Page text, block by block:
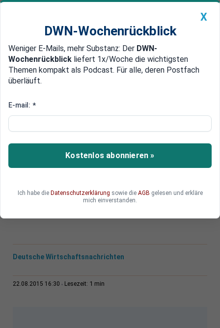
Newsticker MEIN DWN: Geldanlage Premium
Edelmetalle DWN-Magazin China
Situation eskaliert
Tausende Flüchtlinge
durchbrechen griechisch-
mazedonische Grenze
Tausende Flüchtlinge haben am Samstag die
und sind in die frühere jugoslawische Teilrepublik
eingedrungen. Gleichzeitig gerieten bis zu 3.000
Deutsche Wirtschaftsnachrichten
22.08.2015 16:30 Lesezeit: 1 min
X
DWN-Wochenrückblick
Weniger E-Mails, mehr Substanz: Der DWN-
Wochenrückblick liefert 1x/Woche die wichtigsten
Themen kompakt als Podcast. Für alle, deren Postfach
überläuft.
E-mail: *
Kostenlos abonnieren »
Ich habe die Datenschutzerklärung sowie die AGB gelesen und erkläre
mich einverstanden.